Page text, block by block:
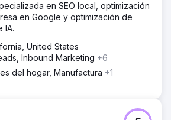
en SEO local, optimización
en Google y optimización de
IA.
United States
Inbound Marketing +6
del hogar, Manufactura +1